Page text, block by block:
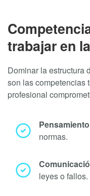
trabajar en
Dominar la estructura
son las competencias
profesional
normas.
leyes o fallos.